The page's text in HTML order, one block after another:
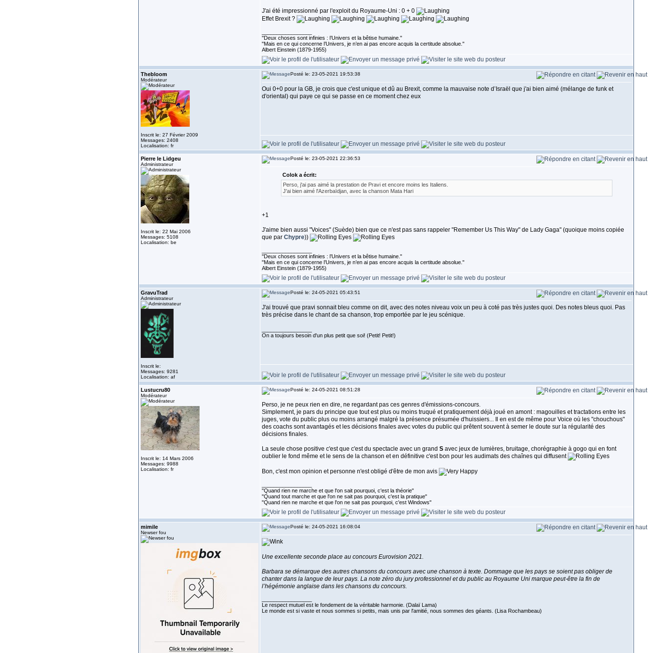
J'ai été impressionné par l'exploit du Royaume-Uni : 0 + 0
Effet Brexit ?
''Deux choses sont infinies : l’Univers et la bêtise humaine."
"Mais en ce qui concerne l’Univers, je n’en ai pas encore acquis la certitude absolue.''
Albert Einstein (1879-1955)
Thebloom
Modérateur
Inscrit le: 27 Février 2009
Messages: 2408
Localisation: fr
Posté le: 23-05-2021 19:53:38
Oui 0+0 pour la GB, je crois que c'est unique et dû au Brexit, comme la mauvaise note d’Israël que j'ai bien aimé (mélange de funk et
d'oriental) qui paye ce qui se passe en ce moment chez eux
Pierre le Lidgeu
Administrateur
Inscrit le: 22 Mai 2006
Messages: 5108
Localisation: be
Posté le: 23-05-2021 22:36:53
Colok a écrit:
Perso, j'ai pas aimé la prestation de Pravi et encore moins les Italiens.
J'ai bien aimé l'Azerbaïdjan, avec la chanson Mata Hari
+1
J'aime bien aussi "Voices" (Suède) bien que ce n'est pas sans rappeler "Remember Us This Way" de Lady Gaga" (quoique moins copiée
que par Chypre))
''Deux choses sont infinies : l’Univers et la bêtise humaine."
"Mais en ce qui concerne l’Univers, je n’en ai pas encore acquis la certitude absolue.''
Albert Einstein (1879-1955)
GravuTrad
Administrateur
Inscrit le:
Messages: 9281
Localisation: af
Posté le: 24-05-2021 05:43:51
J'ai trouvé que pravi sonnait bleu comme on dit, avec des notes niveau voix un peu à coté pas très justes quoi. Des notes bleus quoi. Pas
très précise dans le chant de sa chanson, trop emportée par le jeu scénique.
On a toujours besoin d'un plus petit que soi! (Petit! Petit!)
Lustucru80
Modérateur
Inscrit le: 14 Mars 2006
Messages: 9988
Localisation: fr
Posté le: 24-05-2021 08:51:28
Perso, je ne peux rien en dire, ne regardant pas ces genres d'émissions-concours.
Simplement, je pars du principe que tout est plus ou moins truqué et pratiquement déjà joué en amont : magouilles et tractations entre les
juges, vote du public plus ou moins arrangé malgré la présence présumée d'huissiers... Il en est de même pour Voice où les "chouchous"
des coachs sont avantagés et les décisions finales avec votes du public qui prêtent souvent à semer le doute sur la régularité des
décisions finales.
La seule chose positive c'est que c'est du spectacle avec un grand Savec jeux de lumières, bruitage, chorégraphie à gogo qui en font
oublier le fond même et le sens de la chanson et en définitive c'est bon pour les audimats des chaînes qui diffusent
Bon, c'est mon opinion et personne n'est obligé d'être de mon avis
"Quand rien ne marche et que l'on sait pourquoi, c'est la théorie"
"Quand tout marche et que l'on ne sait pas pourquoi, c'est la pratique"
"Quand rien ne marche et que l'on ne sait pas pourquoi, c'est Windows"
mimile
Newser fou
Posté le: 24-05-2021 16:08:04
Une excellente seconde place au concours Eurovision 2021.
Barbara se démarque des autres chansons du concours avec une chanson à texte. Dommage que les pays se soient pas obliger de
chanter dans la langue de leur pays. La note zéro du jury professionnel et du public au Royaume Uni marque peut-être la fin de
l’hégémonie anglaise dans les chansons du concours.
Le respect mutuel est le fondement de la véritable harmonie. (Dalaï Lama)
Le monde est si vaste et nous sommes si petits, mais unis par l'amitié, nous sommes des géants. (Lisa Rochambeau)